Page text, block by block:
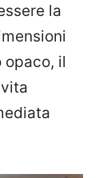
la
opaco, il